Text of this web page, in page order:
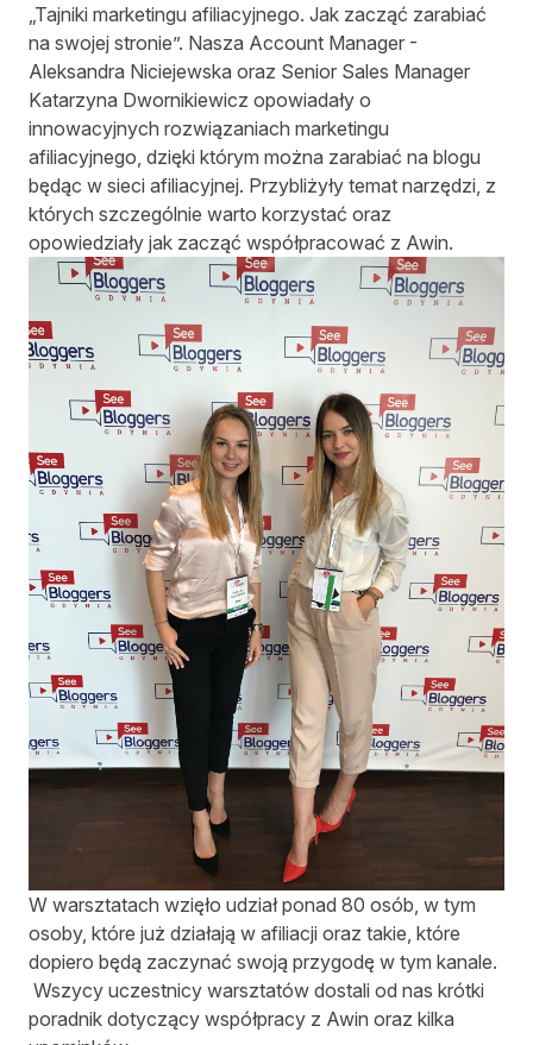
„Tajniki marketingu afiliacyjnego. Jak zacząć zarabiać
na swojej stronie”. Nasza Account Manager -
Aleksandra Niciejewska oraz Senior Sales Manager
Katarzyna Dwornikiewicz opowiadały o
innowacyjnych rozwiązaniach marketingu
afiliacyjnego, dzięki którym można zarabiać na blogu
będąc w sieci afiliacyjnej. Przybliżyły temat narzędzi, z
których szczególnie warto korzystać oraz
opowiedziały jak zacząć współpracować z Awin.
W warsztatach wzięło udział ponad 80 osób, w tym
osoby, które już działają w afiliacji oraz takie, które
dopiero będą zaczynać swoją przygodę w tym kanale.
Wszycy uczestnicy warsztatów dostali od nas krótki
poradnik dotyczący współpracy z Awin oraz kilka